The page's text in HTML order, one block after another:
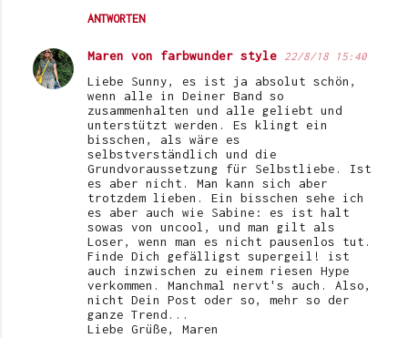
ANTWORTEN
Maren von farbwunder style 22/8/18 15:40
Liebe Sunny, es ist ja absolut schön,
wenn alle in Deiner Band so
zusammenhalten und alle geliebt und
unterstützt werden. Es klingt ein
bisschen, als wäre es
selbstverständlich und die
Grundvoraussetzung für Selbstliebe. Ist
es aber nicht. Man kann sich aber
trotzdem lieben. Ein bisschen sehe ich
es aber auch wie Sabine: es ist halt
sowas von uncool, und man gilt als
Loser, wenn man es nicht pausenlos tut.
Finde Dich gefälligst supergeil! ist
auch inzwischen zu einem riesen Hype
verkommen. Manchmal nervt's auch. Also,
nicht Dein Post oder so, mehr so der
ganze Trend...
Liebe Grüße, Maren